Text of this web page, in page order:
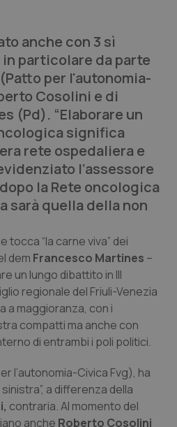
anche con 3 sì
particolare da parte
per l'autonomia-
Cosolini e di
(Pd). “Elaborare un
significa
rete ospedaliera e
l’assessore
la Rete oncologica
sarà quella della non
tocca “la carne viva” dei
dem Francesco Martines –
un lungo dibattito in III
regionale del Friuli-Venezia
a maggioranza, con i
compatti ma anche con
di entrambi i poli politici.
l’autonomia-Civica Fvg), ha
a differenza della
contraria. Al momento del
anche Roberto Cosolini